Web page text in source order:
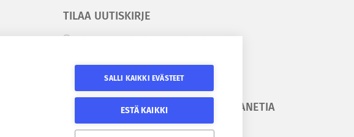
SALLI KAIKKI EVÄSTEET
ESTÄ KAIKKI
TILAA UUTISKIRJE
KESÄYLIOPISTOA
SEURAA EPANETIA
Epanetin Twitter